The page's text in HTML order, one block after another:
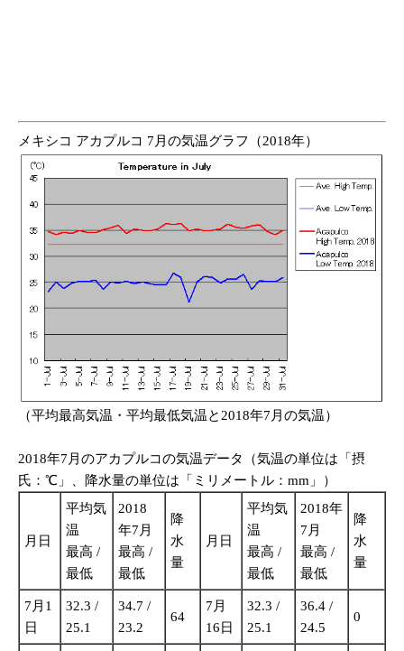
メキシコ アカプルコ 7月の気温グラフ（2018年）
（平均最高気温・平均最低気温と2018年7月の気温）
2018年7月のアカプルコの気温データ（気温の単位は「摂
氏：℃」、降水量の単位は「ミリメートル：mm」）
月日
平均気
温
最高 /
最低
2018
年7月
最高 /
最低
降
水
量
月日
平均気
温
最高 /
最低
2018年
7月
最高 /
最低
降
水
量
7月1
日
32.3 /
25.1
34.7 /
23.2
64
7月
16日
32.3 /
25.1
36.4 /
24.5
0